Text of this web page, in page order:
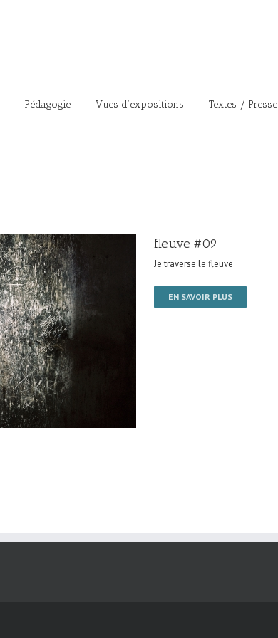
Pédagogie Vues d’expositions Textes / Presse
fleuve #09
Je traverse le fleuve
EN SAVOIR PLUS